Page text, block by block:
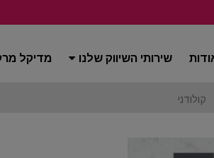
שירותי השיווק שלנו מדיקל
קולודני